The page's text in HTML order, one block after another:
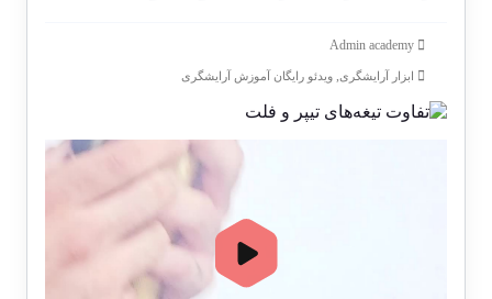
Admin academy
ابزار آرایشگری,ویدئو رایگان آموزش آرایشگری
00:00